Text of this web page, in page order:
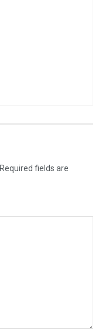
Required fields are